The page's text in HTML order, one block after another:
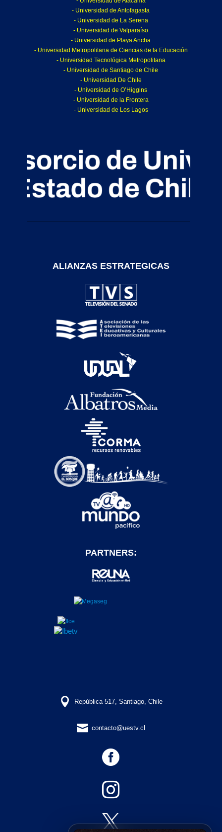
- Universidad de Antofagasta
- Universidad de La Serena
- Universidad de Valparaíso
- Universidad de Playa Ancha
- Universidad Metropolitana de Ciencias de la Educación
- Universidad Tecnológica Metropolitana
- Universidad de Santiago de Chile
- Universidad De Chile
- Universidad de O’Higgins
- Universidad de la Frontera
- Universidad de Los Lagos
ALIANZAS ESTRATEGICAS
PARTNERS:
 República 517, Santiago, Chile
 contacto@uestv.cl


